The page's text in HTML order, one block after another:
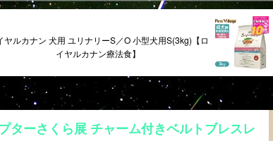
ヤルカナン 犬用 ユリナリーS／O 小型犬用S(3kg)【ロ
イヤルカナン療法食】
ターさくら展 チャーム付きベルトブレスレ